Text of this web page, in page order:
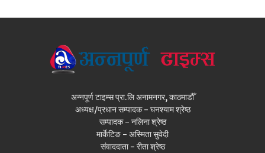
अन्नपूर्ण टाइम्स प्रा.लि अनामनगर, काठमाडौँ
अध्यक्ष/प्रधान सम्पादक - घनश्याम श्रेष्ठ
सम्पादक - नलिना श्रेष्ठ
मार्केटिङ - अस्मिता सुवेदी
संवाददाता - रीता श्रेष्ठ